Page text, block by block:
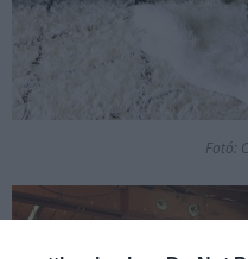
Fotó: